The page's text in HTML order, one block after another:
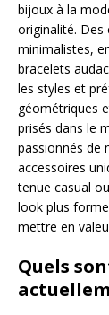
bijoux à la
originalité. Des
minimalistes,
bracelets
les styles et
géométriques
prisés dans le
passionnés de
accessoires
tenue casual
look plus
mettre en
Quels